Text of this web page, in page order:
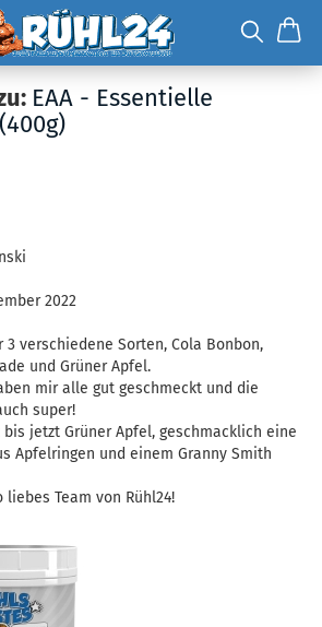
EAA - Essentielle
2022
verschiedene Sorten, Cola Bonbon,
und Grüner Apfel.
mir alle gut geschmeckt und die
super!
jetzt Grüner Apfel, geschmacklich eine
Apfelringen und einem Granny Smith
Team von Rühl24!